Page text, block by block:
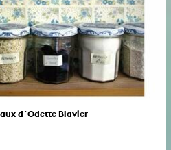
d´Odette Blavier